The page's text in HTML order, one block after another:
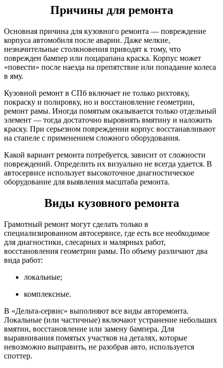
Причины для ремонта
Основная причина для кузовного ремонта — повреждение
корпуса автомобиля после аварии. Даже мелкие,
незначительные столкновения приводят к тому, что
поврежден бампер или поцарапана краска. Корпус может
«повести» после наезда на препятствие или попадание колеса
в яму.
Кузовной ремонт в СПб включает не только рихтовку,
покраску и полировку, но и восстановление геометрии,
ремонт рамы. Иногда помятым оказывается только отдельный
элемент — тогда достаточно выровнять вмятину и наложить
краску. При серьезном повреждении корпус восстанавливают
на стапеле с применением сложного оборудования.
Какой вариант ремонта потребуется, зависит от сложности
повреждений. Определить их визуально не всегда удается. В
автосервисе использует высокоточное диагностическое
оборудование для выявления масштаба ремонта.
Виды кузовного ремонта
Грамотный ремонт могут сделать только в
специализированном автосервисе, где есть все необходимое
для диагностики, слесарных и малярных работ,
восстановления геометрии рамы. По объему различают два
вида работ:
локальные;
комплексные.
В «Дельта-сервис» выполняют все виды авторемонта.
Локальные (или частичные) включают устранение небольших
вмятин, восстановление или замену бампера. Для
выравнивания помятых участков на деталях, которые
невозможно выправить, не разобрав авто, используется
споттер.